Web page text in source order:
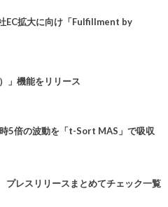
EC拡大に向け「Fulfillment by
」機能をリリース
5倍の波動を「t-Sort MAS」で吸収
プレスリリースまとめてチェック一覧